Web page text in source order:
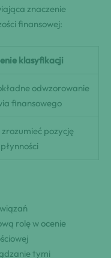
znaczenie
finansowej:
klasyfikacji
odwzorowanie
finansowego
pozycję
płynności
rolę w ocenie
tymi